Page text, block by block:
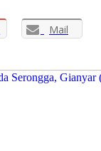
Mail